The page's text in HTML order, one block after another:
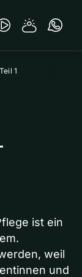
1
ist ein
weil
und